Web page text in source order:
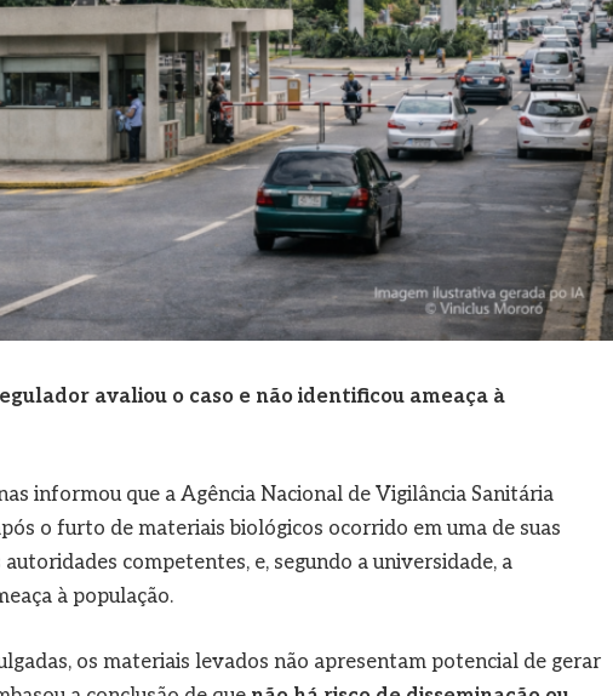
avaliou o caso e não identificou ameaça à
informou que a Agência Nacional de Vigilância Sanitária
o furto de materiais biológicos ocorrido em uma de suas
competentes, e, segundo a universidade, a
à população.
os materiais levados não apresentam potencial de gerar